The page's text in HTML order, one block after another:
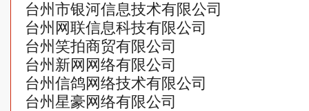
台州市银河信息技术有限公司
台州网联信息科技有限公司
台州笑拍商贸有限公司
台州新网网络有限公司
台州信鸽网络技术有限公司
台州星豪网络有限公司